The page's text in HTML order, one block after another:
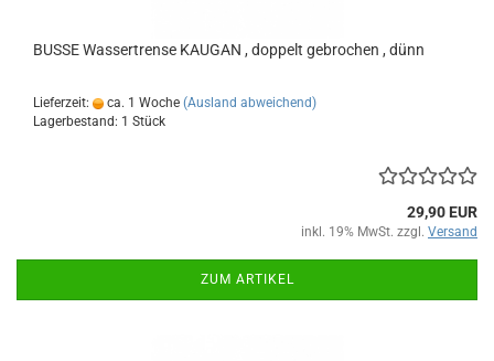
BUSSE Wassertrense KAUGAN , doppelt gebrochen , dünn
Lieferzeit: ca. 1 Woche (Ausland abweichend)
Lagerbestand: 1 Stück
29,90 EUR
inkl. 19% MwSt. zzgl. Versand
ZUM ARTIKEL